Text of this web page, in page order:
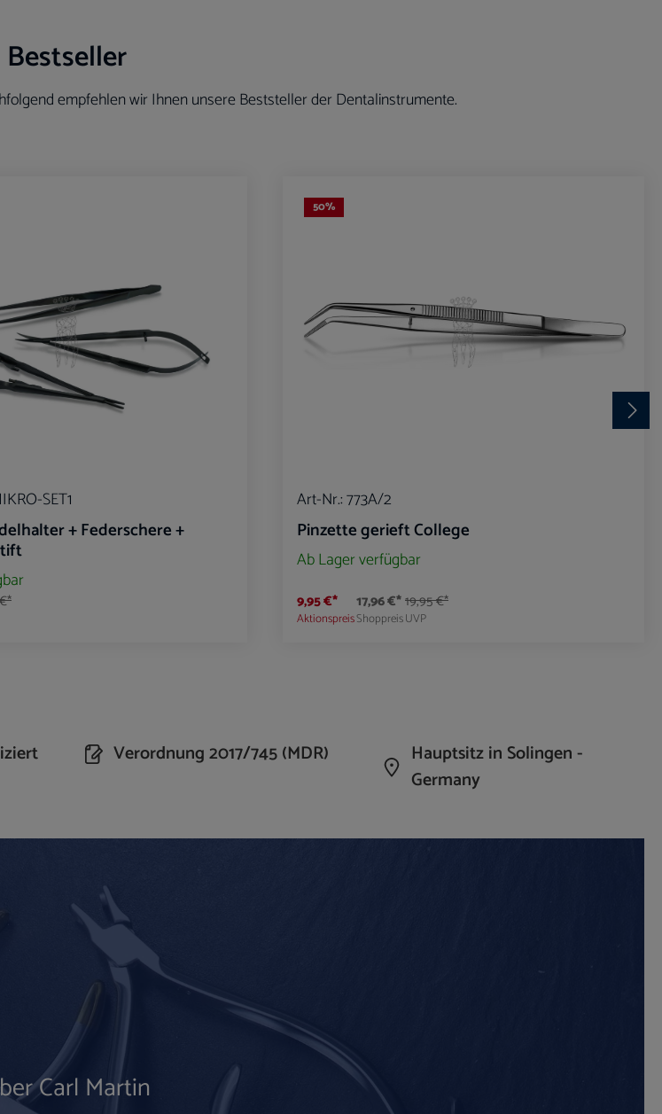
Bestseller
empfehlen wir Ihnen unsere Beststeller der Dentalinstrumente.
SET1
+ Federschere +
50%
Art-Nr.:773A/2
Pinzette gerieft College
Ab Lager verfügbar
9,95 €*
Aktionspreis
17,96 €*
Shoppreis
19,95 €*
UVP
Verordnung 2017/745 (MDR)
Hauptsitz in Solingen -
Germany
Carl Martin